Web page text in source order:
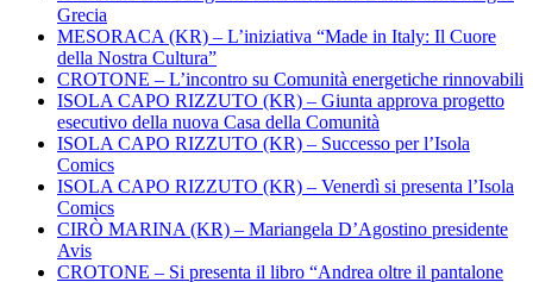
Grecia
MESORACA (KR) – L’iniziativa “Made in Italy: Il Cuore
della Nostra Cultura”
CROTONE – L’incontro su Comunità energetiche rinnovabili
ISOLA CAPO RIZZUTO (KR) – Giunta approva progetto
esecutivo della nuova Casa della Comunità
ISOLA CAPO RIZZUTO (KR) – Successo per l’Isola
Comics
ISOLA CAPO RIZZUTO (KR) – Venerdì si presenta l’Isola
Comics
CIRÒ MARINA (KR) – Mariangela D’Agostino presidente
Avis
CROTONE – Si presenta il libro “Andrea oltre il pantalone